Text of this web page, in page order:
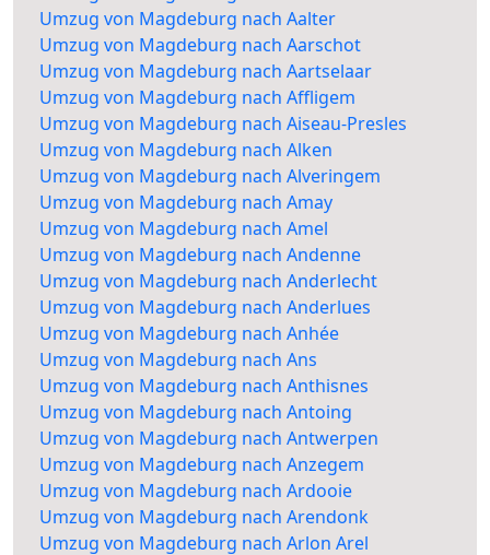
Umzug von Magdeburg nach Aalter
Umzug von Magdeburg nach Aarschot
Umzug von Magdeburg nach Aartselaar
Umzug von Magdeburg nach Affligem
Umzug von Magdeburg nach Aiseau-Presles
Umzug von Magdeburg nach Alken
Umzug von Magdeburg nach Alveringem
Umzug von Magdeburg nach Amay
Umzug von Magdeburg nach Amel
Umzug von Magdeburg nach Andenne
Umzug von Magdeburg nach Anderlecht
Umzug von Magdeburg nach Anderlues
Umzug von Magdeburg nach Anhée
Umzug von Magdeburg nach Ans
Umzug von Magdeburg nach Anthisnes
Umzug von Magdeburg nach Antoing
Umzug von Magdeburg nach Antwerpen
Umzug von Magdeburg nach Anzegem
Umzug von Magdeburg nach Ardooie
Umzug von Magdeburg nach Arendonk
Umzug von Magdeburg nach Arlon Arel